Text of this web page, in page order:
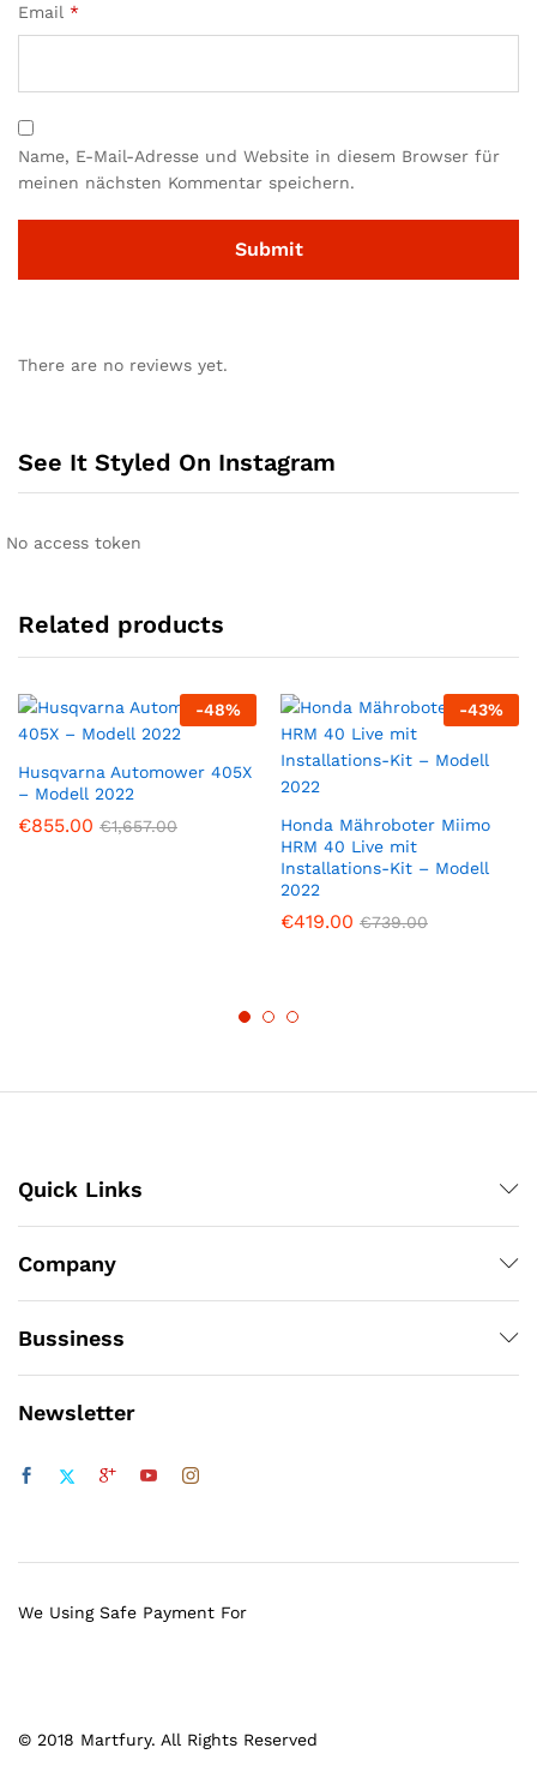
Email *
Name, E-Mail-Adresse und Website in diesem Browser für
meinen nächsten Kommentar speichern.
There are no reviews yet.
See It Styled On Instagram
No access token
Related products
-48%
Husqvarna Automower 405X
– Modell 2022
€855.00 €1,657.00
-43%
Honda Mähroboter Miimo
HRM 40 Live mit
Installations-Kit – Modell
2022
€419.00 €739.00
Quick Links
Company
Bussiness
Newsletter
© 2018 Martfury. All Rights Reserved
We Using Safe Payment For